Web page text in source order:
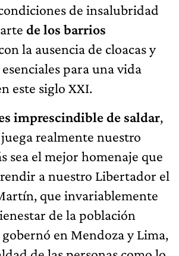
de insalubridad
de los barrios
la ausencia de cloacas y
para una vida
este siglo XXI.
imprescindible de saldar,
realmente nuestro
sea el mejor homenaje que
a nuestro Libertador el
que invariablemente
de la población
en Mendoza y Lima,